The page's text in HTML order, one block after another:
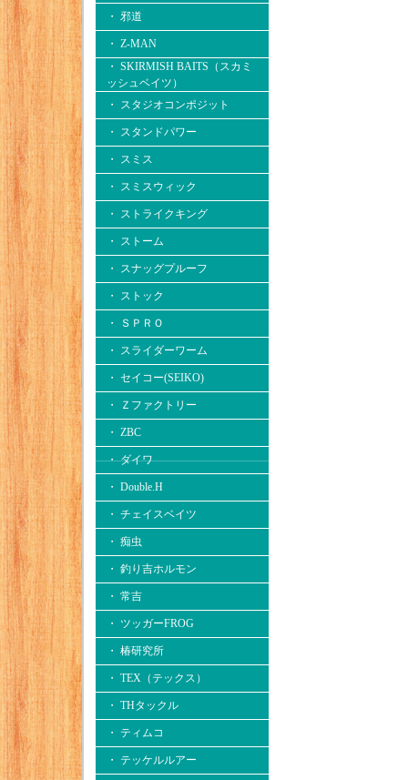
・ 邪道
・ Z-MAN
・ SKIRMISH BAITS（スカミ
ッシュベイツ）
・ スタジオコンポジット
・ スタンドパワー
・ スミス
・ スミスウィック
・ ストライクキング
・ ストーム
・ スナッグプルーフ
・ ストック
・ ＳＰＲＯ
・ スライダーワーム
・ セイコー(SEIKO)
・ Ｚファクトリー
・ ZBC
・ ダイワ
・ Double.H
・ チェイスベイツ
・ 痴虫
・ 釣り吉ホルモン
・ 常吉
・ ツッガーFROG
・ 椿研究所
・ TEX（テックス）
・ THタックル
・ ティムコ
・ テッケルルアー